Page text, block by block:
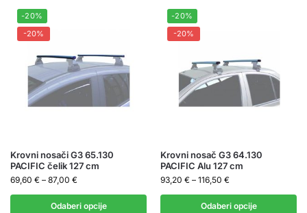
-20%
-20%
Krovni nosači G3 65.130
PACIFIC čelik 127 cm
69,60 € – 87,00 €
Odaberi opcije
-20%
-20%
Krovni nosač G3 64.130
PACIFIC Alu 127 cm
93,20 € – 116,50 €
Odaberi opcije